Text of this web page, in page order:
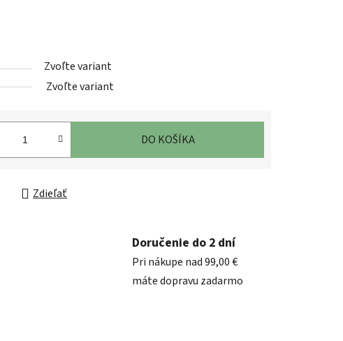
Zvoľte variant
Zvoľte variant
DO KOŠÍKA
Zdieľať
Doručenie do 2 dní
Pri nákupe nad 99,00 €
máte dopravu zadarmo